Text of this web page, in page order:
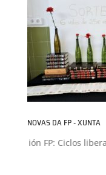
NOVAS DA FP - XUNTA
FP: Ciclos